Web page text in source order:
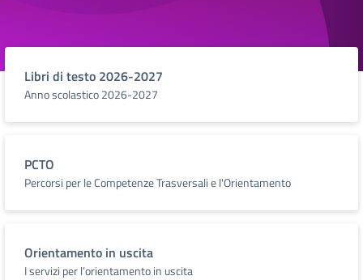
Libri di testo 2026-2027
Anno scolastico 2026-2027
PCTO
Percorsi per le Competenze Trasversali e l'Orientamento
Orientamento in uscita
I servizi per l’orientamento in uscita